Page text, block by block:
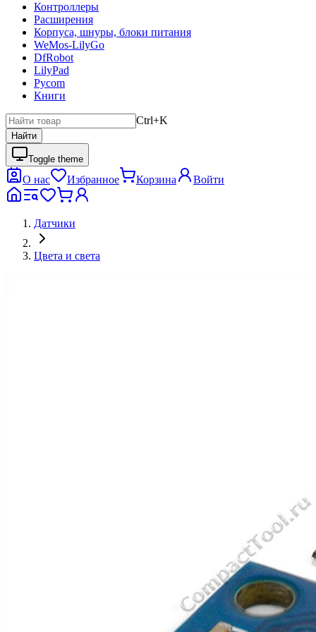
Контроллеры
Расширения
Корпуса, шнуры, блоки питания
WeMos-LilyGo
DfRobot
LilyPad
Pycom
Книги
Ctrl+K
Найти
Toggle theme
О нас Избранное Корзина Войти
Датчики
Цвета и света